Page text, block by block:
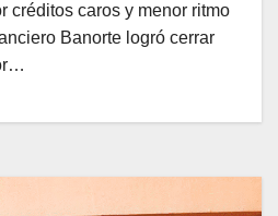
créditos caros y menor ritmo
Banorte logró cerrar